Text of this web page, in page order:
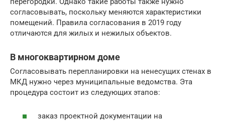
согласовывать, поскольку меняются характеристики
помещений. Правила согласования в 2019 году
отличаются для жилых и нежилых объектов.
В многоквартирном доме
Согласовывать перепланировки на ненесущих стенах в
МКД нужно через муниципальные ведомства. Эта
процедура состоит из следующих этапов:
заказ проектной документации на